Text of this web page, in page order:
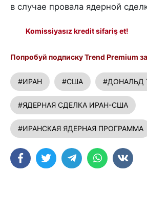
в случае провала ядерной
Komissiyasız kredit sifariş et!
Попробуй подписку Trend Premium
#ИРАН #США #ДОНАЛЬД
#ЯДЕРНАЯ СДЕЛКА ИРАН-США
#ИРАНСКАЯ ЯДЕРНАЯ ПРОГРАММА